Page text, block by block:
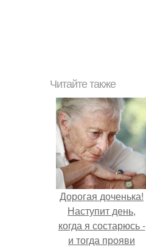
Читайте также
Дорогая доченька!
Наступит день,
когда я состарюсь -
и тогда прояви